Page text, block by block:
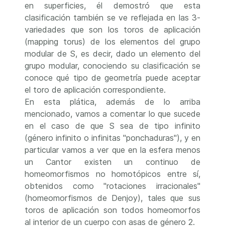
en superficies, él demostró que esta
clasificación también se ve reflejada en las 3-
variedades que son los toros de aplicación
(mapping torus) de los elementos del grupo
modular de S, es decir, dado un elemento del
grupo modular, conociendo su clasificación se
conoce qué tipo de geometría puede aceptar
el toro de aplicación correspondiente.
En esta plática, además de lo arriba
mencionado, vamos a comentar lo que sucede
en el caso de que S sea de tipo infinito
(género infinito o infinitas "ponchaduras"), y en
particular vamos a ver que en la esfera menos
un Cantor existen un continuo de
homeomorfismos no homotópicos entre sí,
obtenidos como "rotaciones irracionales"
(homeomorfismos de Denjoy), tales que sus
toros de aplicación son todos homeomorfos
al interior de un cuerpo con asas de género 2.